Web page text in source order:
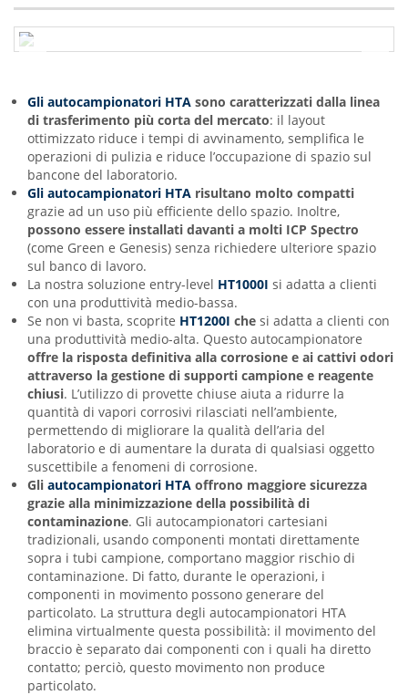
Gli autocampionatori HTA sono caratterizzati dalla linea
di trasferimento più corta del mercato: il layout
ottimizzato riduce i tempi di avvinamento, semplifica le
operazioni di pulizia e riduce l’occupazione di spazio sul
bancone del laboratorio.
Gli autocampionatori HTA risultano molto compatti
grazie ad un uso più efficiente dello spazio. Inoltre,
possono essere installati davanti a molti ICP Spectro
(come Green e Genesis) senza richiedere ulteriore spazio
sul banco di lavoro.
La nostra soluzione entry-level HT1000I si adatta a clienti
con una produttività medio-bassa.
Se non vi basta, scoprite HT1200I che si adatta a clienti con
una produttività medio-alta. Questo autocampionatore
offre la risposta definitiva alla corrosione e ai cattivi odori
attraverso la gestione di supporti campione e reagente
chiusi. L’utilizzo di provette chiuse aiuta a ridurre la
quantità di vapori corrosivi rilasciati nell’ambiente,
permettendo di migliorare la qualità dell’aria del
laboratorio e di aumentare la durata di qualsiasi oggetto
suscettibile a fenomeni di corrosione.
Gli autocampionatori HTA offrono maggiore sicurezza
grazie alla minimizzazione della possibilità di
contaminazione. Gli autocampionatori cartesiani
tradizionali, usando componenti montati direttamente
sopra i tubi campione, comportano maggior rischio di
contaminazione. Di fatto, durante le operazioni, i
componenti in movimento possono generare del
particolato. La struttura degli autocampionatori HTA
elimina virtualmente questa possibilità: il movimento del
braccio è separato dai componenti con i quali ha diretto
contatto; perciò, questo movimento non produce
particolato.